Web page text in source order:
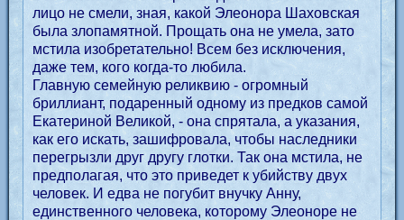
лицо не смели, зная, какой Элеонора Шаховская
была злопамятной. Прощать она не умела, зато
мстила изобретательно! Всем без исключения,
даже тем, кого когда-то любила.
Главную семейную реликвию - огромный
бриллиант, подаренный одному из предков самой
Екатериной Великой, - она спрятала, а указания,
как его искать, зашифровала, чтобы наследники
перегрызли друг другу глотки. Так она мстила, не
предполагая, что это приведет к убийству двух
человек. И едва не погубит внучку Анну,
единственного человека, которому Элеоноре не